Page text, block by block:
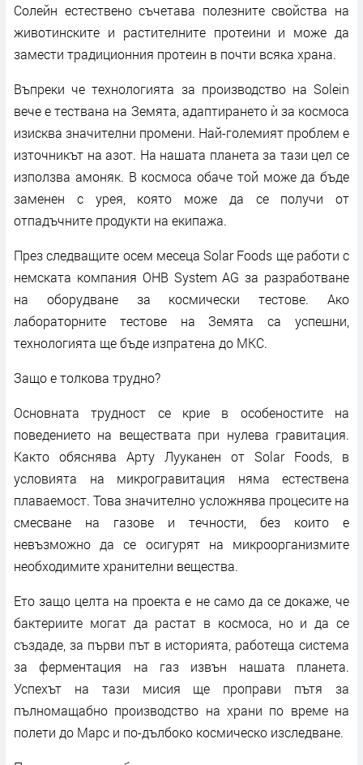
Солейн естествено съчетава полезните свойства на
животинските и растителните протеини и може да
замести традиционния протеин в почти всяка храна.
Въпреки че технологията за производство на Solein
вече е тествана на Земята, адаптирането ѝ за космоса
изисква значителни промени. Най-големият проблем е
източникът на азот. На нашата планета за тази цел се
използва амоняк. В космоса обаче той може да бъде
заменен с урея, която може да се получи от
отпадъчните продукти на екипажа.
През следващите осем месеца Solar Foods ще работи с
немската компания OHB System AG за разработване
на оборудване за космически тестове. Ако
лабораторните тестове на Земята са успешни,
технологията ще бъде изпратена до МКС.
Защо е толкова трудно?
Основната трудност се крие в особеностите на
поведението на веществата при нулева гравитация.
Както обяснява Арту Лууканен от Solar Foods, в
условията на микрогравитация няма естествена
плаваемост. Това значително усложнява процесите на
смесване на газове и течности, без които е
невъзможно да се осигурят на микроорганизмите
необходимите хранителни вещества.
Ето защо целта на проекта е не само да се докаже, че
бактериите могат да растат в космоса, но и да се
създаде, за първи път в историята, работеща система
за ферментация на газ извън нашата планета.
Успехът на тази мисия ще проправи пътя за
пълномащабно производство на храни по време на
полети до Марс и по-дълбоко космическо изследване.